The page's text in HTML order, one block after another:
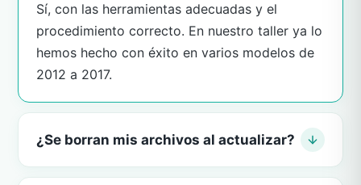
Sí, con las herramientas adecuadas y el
procedimiento correcto. En nuestro taller ya lo
hemos hecho con éxito en varios modelos de
2012 a 2017.
¿Se borran mis archivos al actualizar?